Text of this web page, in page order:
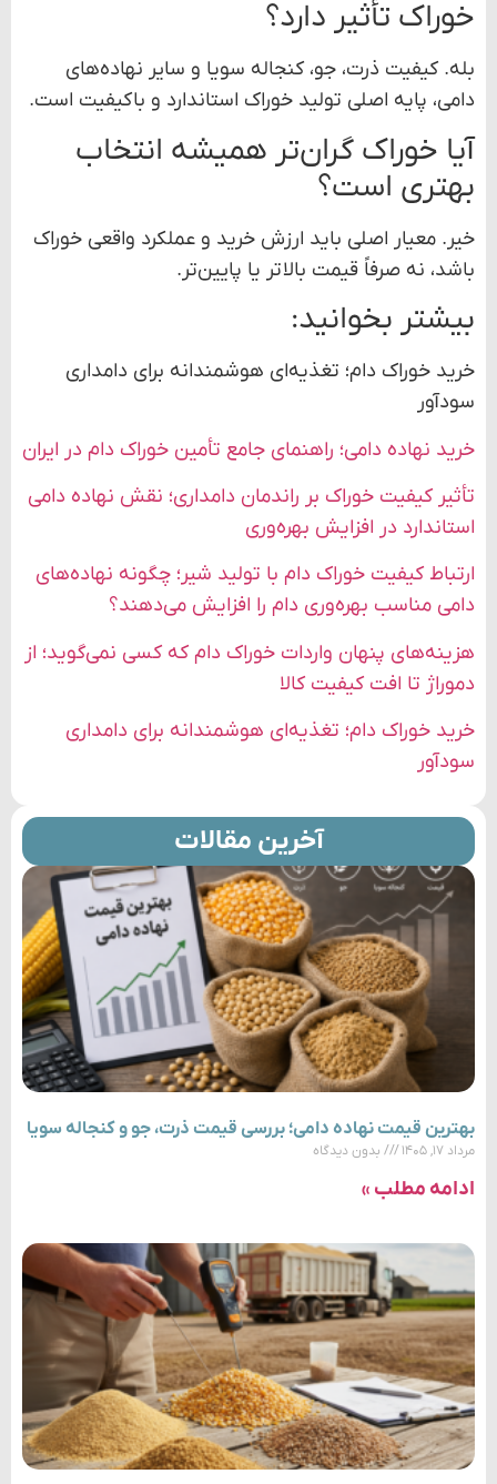
آخرین مقالات
بهترین قیمت نهاده دامی؛ بررسی قیمت ذرت، جو و کنجاله سویا
مرداد ۱۷, ۱۴۰۵ بدون دیدگاه
ادامه مطلب »
خوراک تأثیر دارد؟
بله. کیفیت ذرت، جو، کنجاله سویا و سایر نهاده‌های
دامی، پایه اصلی تولید خوراک استاندارد و باکیفیت است.
آیا خوراک گران‌تر همیشه انتخاب
بهتری است؟
خیر. معیار اصلی باید ارزش خرید و عملکرد واقعی خوراک
باشد، نه صرفاً قیمت بالاتر یا پایین‌تر.
بیشتر بخوانید:
خرید خوراک دام؛ تغذیه‌ای هوشمندانه برای دامداری
سودآور
خرید نهاده دامی؛ راهنمای جامع تأمین خوراک دام در ایران
تأثیر کیفیت خوراک بر راندمان دامداری؛ نقش نهاده دامی
استاندارد در افزایش بهره‌وری
ارتباط کیفیت خوراک دام با تولید شیر؛ چگونه نهاده‌های
دامی مناسب بهره‌وری دام را افزایش می‌دهند؟
هزینه‌های پنهان واردات خوراک دام که کسی نمی‌گوید؛ از
دموراژ تا افت کیفیت کالا
خرید خوراک دام؛ تغذیه‌ای هوشمندانه برای دامداری
سودآور